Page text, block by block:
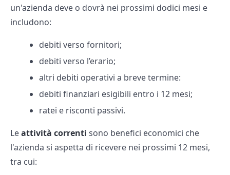
un'azienda deve o dovrà nei prossimi dodici mesi e
includono:
debiti verso fornitori;
debiti verso l’erario;
altri debiti operativi a breve termine:
debiti finanziari esigibili entro i 12 mesi;
ratei e risconti passivi.
Leattività correnti sono benefici economici che
l'azienda si aspetta di ricevere nei prossimi 12 mesi,
tra cui: